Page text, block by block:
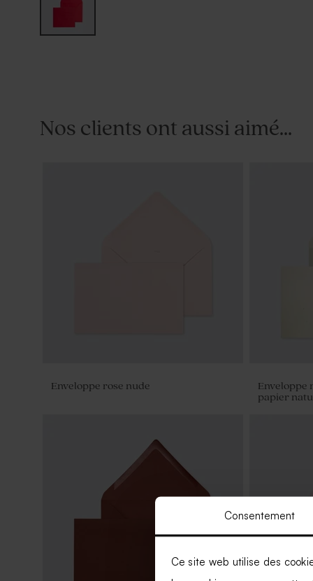
Consentement
Ce site web utilise des
Nos clients ont aussi aimé...
Enveloppe rose nude
Enveloppe
papier